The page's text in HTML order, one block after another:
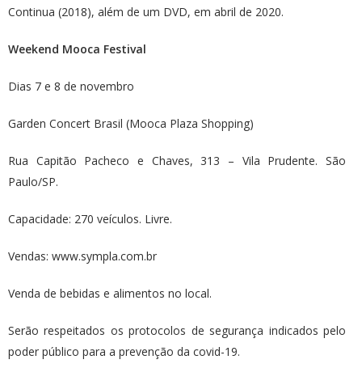
Continua (2018), além de um DVD, em abril de 2020.
Weekend Mooca Festival
Dias 7 e 8 de novembro
Garden Concert Brasil (Mooca Plaza Shopping)
Rua Capitão Pacheco e Chaves, 313 – Vila Prudente. São
Paulo/SP.
Capacidade: 270 veículos. Livre.
Vendas: www.sympla.com.br
Venda de bebidas e alimentos no local.
Serão respeitados os protocolos de segurança indicados pelo
poder público para a prevenção da covid-19.